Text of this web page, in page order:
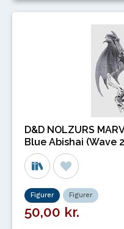
D&D NOLZURS
Blue Abishai (Wave
Figurer Figurer
50,00 kr.